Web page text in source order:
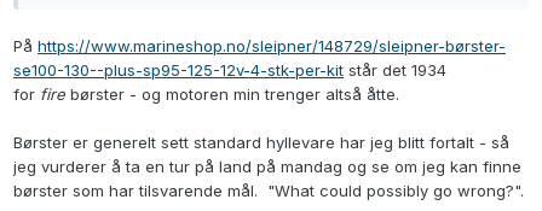
På https://www.marineshop.no/sleipner/148729/sleipner-børster-
se100-130--plus-sp95-125-12v-4-stk-per-kit står det 1934
for fire børster - og motoren min trenger altså åtte.
Børster er generelt sett standard hyllevare har jeg blitt fortalt - så
jeg vurderer å ta en tur på land på mandag og se om jeg kan finne
børster som har tilsvarende mål. "What could possibly go wrong?".